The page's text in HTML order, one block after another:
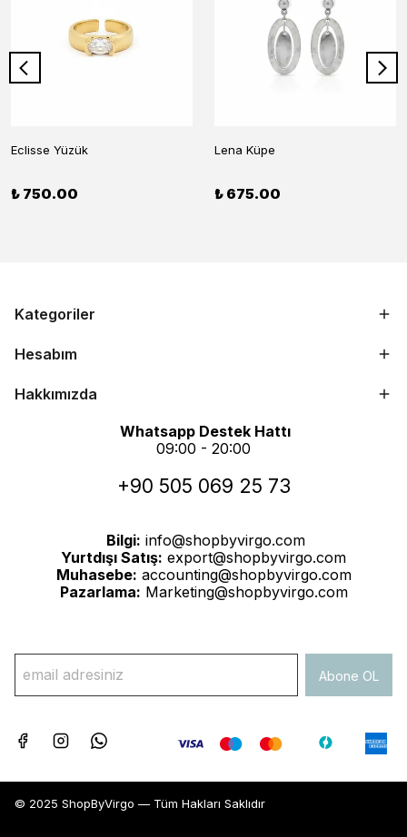
Eclisse Yüzük
₺ 750.00
Lena Küpe
₺ 675.00
Kategoriler
Hesabım
Hakkımızda
Whatsapp Destek Hattı
09:00 - 20:00
+90 505 069 25 73
Bilgi: info@shopbyvirgo.com
Yurtdışı Satış: export@shopbyvirgo.com
Muhasebe: accounting@shopbyvirgo.com
Pazarlama: Marketing@shopbyvirgo.com
Abone OL
© 2025 ShopByVirgo — Tüm Hakları Saklıdır